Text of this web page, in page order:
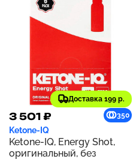
Доставка 199 р.
3 501 ₽ 350
Ketone-IQ
Ketone-IQ, Energy Shot,
оригинальный, без